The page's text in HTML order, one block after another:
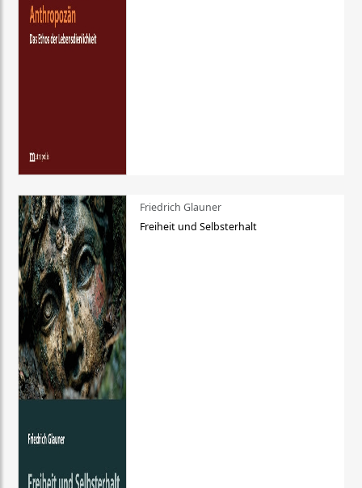
Friedrich Glauner
Freiheit und Selbsterhalt